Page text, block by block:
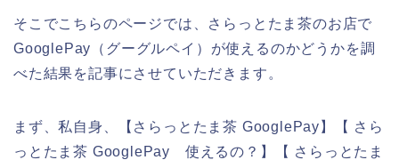
そこでこちらのページでは、さらっとたま茶のお店で
GooglePay（グーグルペイ）が使えるのかどうかを調
べた結果を記事にさせていただきます。
まず、私自身、【さらっとたま茶 GooglePay】【 さら
っとたま茶 GooglePay 使えるの？】【 さらっとたま